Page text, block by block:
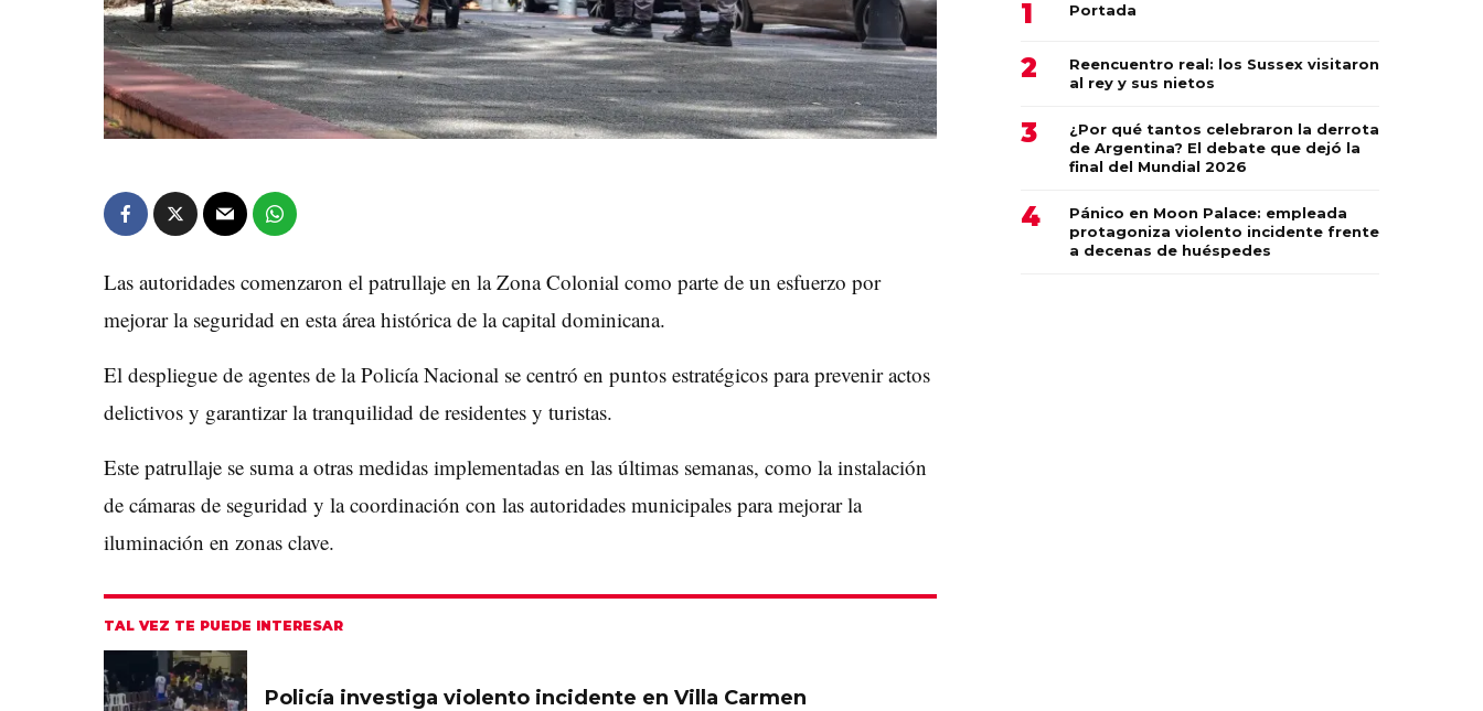
Las autoridades comenzaron el patrullaje en la Zona Colonial como parte de un esfuerzo por
mejorar la seguridad en esta área histórica de la capital dominicana.
El despliegue de agentes de la Policía Nacional se centró en puntos estratégicos para prevenir actos
delictivos y garantizar la tranquilidad de residentes y turistas.
Este patrullaje se suma a otras medidas implementadas en las últimas semanas, como la instalación
de cámaras de seguridad y la coordinación con las autoridades municipales para mejorar la
iluminación en zonas clave.
TAL VEZ TE PUEDE INTERESAR
Policía investiga violento incidente en Villa Carmen
Portada
Reencuentro real: los Sussex visitaron
al rey y sus nietos
¿Por qué tantos celebraron la derrota
de Argentina? El debate que dejó la
final del Mundial 2026
Pánico en Moon Palace: empleada
protagoniza violento incidente frente
a decenas de huéspedes